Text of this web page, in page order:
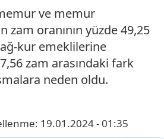
ve memur
zam oranının yüzde 49,25
kur emeklilerine
zam arasındaki fark
neden oldu.
19.01.2024 - 01:35